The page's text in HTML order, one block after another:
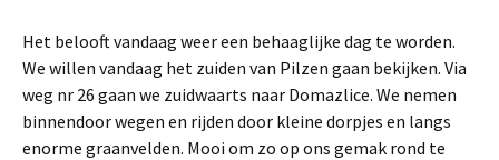
Het belooft vandaag weer een behaaglijke dag te worden.
We willen vandaag het zuiden van Pilzen gaan bekijken. Via
weg nr 26 gaan we zuidwaarts naar Domazlice. We nemen
binnendoor wegen en rijden door kleine dorpjes en langs
enorme graanvelden. Mooi om zo op ons gemak rond te